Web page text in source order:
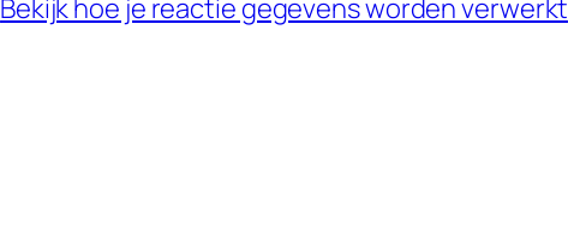
Bekijk hoe je reactie gegevens worden verwerkt